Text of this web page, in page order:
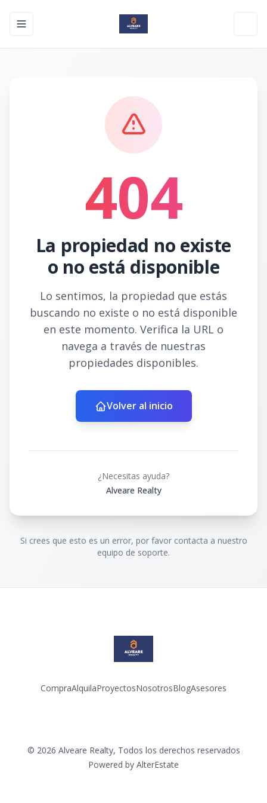
Toggle navigation menu
404
La propiedad no existe
o no está disponible
Lo sentimos, la propiedad que estás
buscando no existe o no está disponible
en este momento. Verifica la URL o
navega a través de nuestras
propiedades disponibles.
Volver al inicio
¿Necesitas ayuda?
Alveare Realty
Si crees que esto es un error, por favor contacta a nuestro
equipo de soporte.
CompraAlquilaProyectosNosotrosBlogAsesores
© 2026 Alveare Realty, Todos los derechos reservados
Powered by AlterEstate